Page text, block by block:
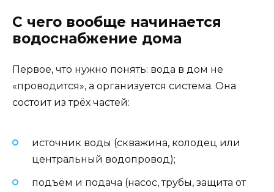
С чего вообще начинается
водоснабжение дома
Первое, что нужно понять: вода в дом не
«проводится», а организуется система. Она
состоит из трёх частей:
источник воды (скважина, колодец или
центральный водопровод);
подъём и подача (насос, трубы, защита от